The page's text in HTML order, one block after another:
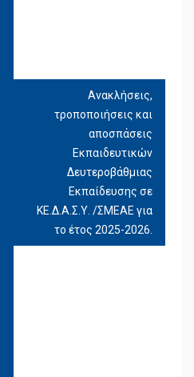
Ανακλήσεις,
τροποποιήσεις και
αποσπάσεις
Εκπαιδευτικών
Δευτεροβάθμιας
Εκπαίδευσης σε
ΚΕ.Δ.Α.Σ.Υ. /ΣΜΕΑΕ για
το έτος 2025-2026.